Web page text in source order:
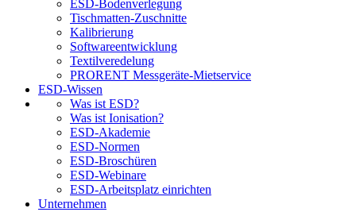
ESD-Bodenverlegung
Tischmatten-Zuschnitte
Kalibrierung
Softwareentwicklung
Textilveredelung
PRORENT Messgeräte-Mietservice
ESD-Wissen
Was ist ESD?
Was ist Ionisation?
ESD-Akademie
ESD-Normen
ESD-Broschüren
ESD-Webinare
ESD-Arbeitsplatz einrichten
Unternehmen